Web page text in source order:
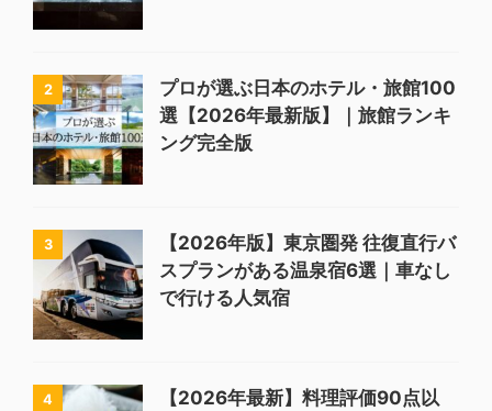
2
プロが選ぶ日本のホテル・旅館100
選【2026年最新版】｜旅館ランキ
ング完全版
3
【2026年版】東京圏発 往復直行バ
スプランがある温泉宿6選｜車なし
で行ける人気宿
4
【2026年最新】料理評価90点以